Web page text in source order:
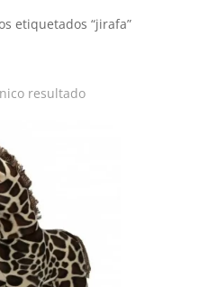
etiquetados “jirafa”
resultado